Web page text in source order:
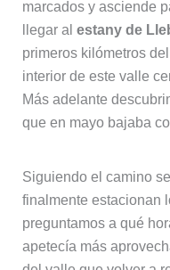
marcados y asciende
llegar al estany de
primeros kilómetros
interior de este valle
Más adelante
que en mayo bajaba
Siguiendo el camino
finalmente estacionan
preguntamos a qué
apetecía más